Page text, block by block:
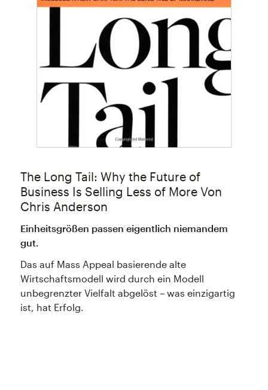
The Long Tail: Why the Future of
Business Is Selling Less of More Von
Chris Anderson
Einheitsgrößen passen eigentlich niemandem
gut.
Das auf Mass Appeal basierende alte
Wirtschaftsmodell wird durch ein Modell
unbegrenzter Vielfalt abgelöst – was einzigartig
ist, hat Erfolg.